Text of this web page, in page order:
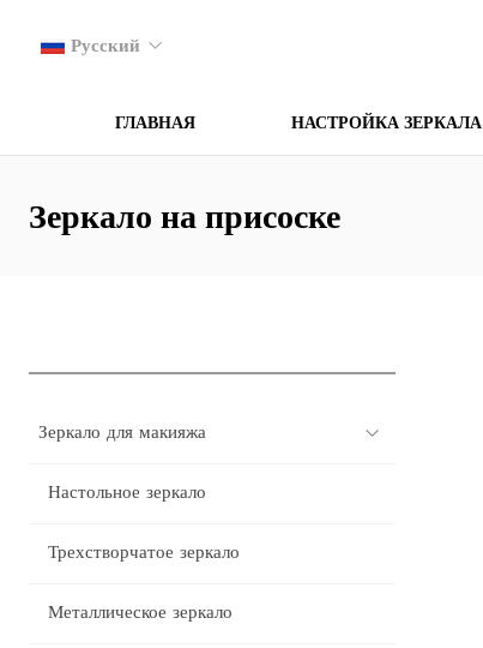
Русский
ГЛАВНАЯ НАСТРОЙКА ЗЕРКАЛА
Зеркало на присоске
Зеркало для макияжа
Настольное зеркало
Трехстворчатое зеркало
Металлическое зеркало